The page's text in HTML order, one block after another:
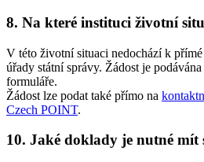
8. Na které instituci životní
V této životní situaci nedochází k
úřady státní správy. Žádost je
formuláře.
Žádost lze podat také přímo na
Czech POINT.
10. Jaké doklady je nutné mít